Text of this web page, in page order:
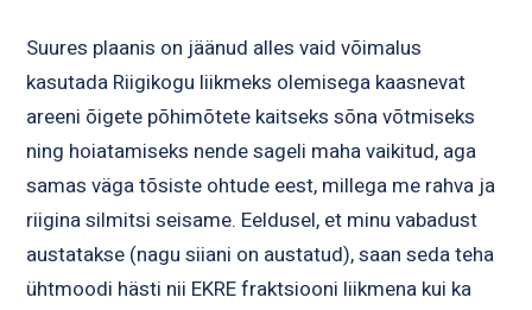
Suures plaanis on jäänud alles vaid võimalus
kasutada Riigikogu liikmeks olemisega kaasnevat
areeni õigete põhimõtete kaitseks sõna võtmiseks
ning hoiatamiseks nende sageli maha vaikitud, aga
samas väga tõsiste ohtude eest, millega me rahva ja
riigina silmitsi seisame. Eeldusel, et minu vabadust
austatakse (nagu siiani on austatud), saan seda teha
ühtmoodi hästi nii EKRE fraktsiooni liikmena kui ka